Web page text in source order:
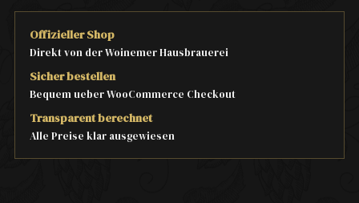
Offizieller Shop
Direkt von der Woinemer Hausbrauerei
Sicher bestellen
Bequem ueber WooCommerce Checkout
Transparent berechnet
Alle Preise klar ausgewiesen